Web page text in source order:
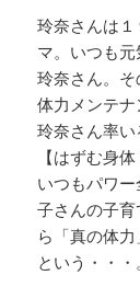
玲奈さんは
マ。いつも
玲奈さん。
体力メンテナ
玲奈さん率
【はずむ身
いつもパワ
子さんの子
ら「真の体
という・・